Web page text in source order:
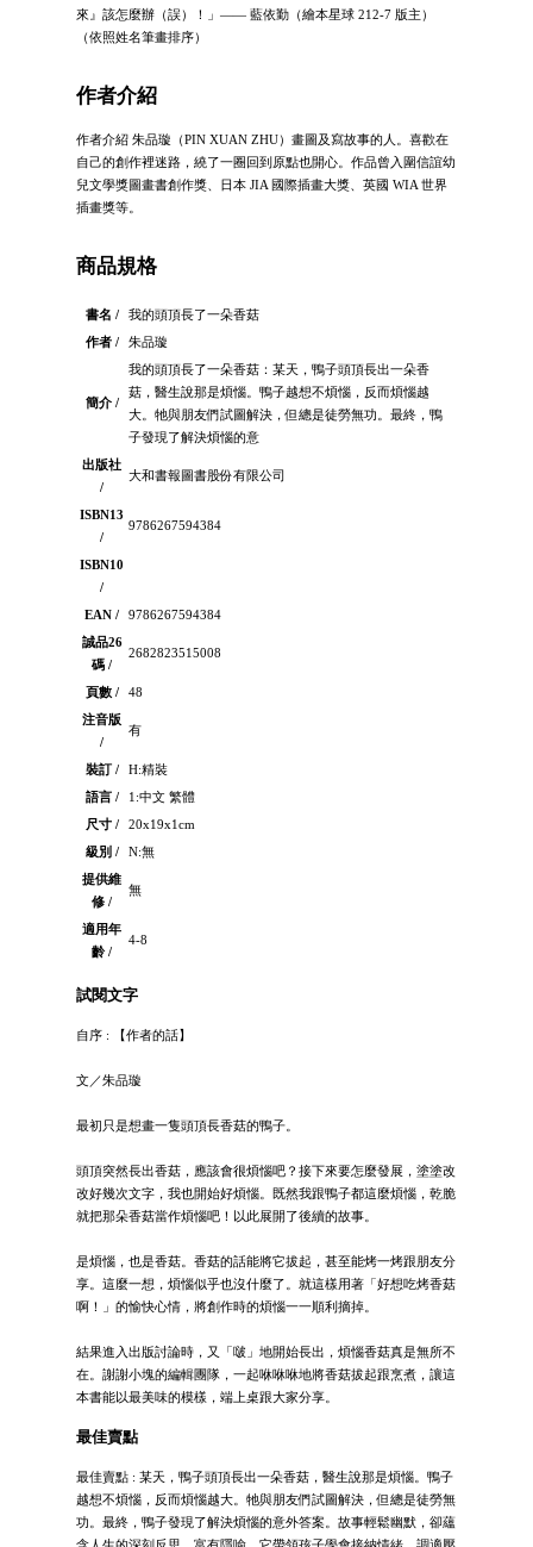
來』該怎麼辦（誤）！」—— 藍依勤（繪本星球 212-7 版主）
（依照姓名筆畫排序）
作者介紹
作者介紹 朱品璇（PIN XUAN ZHU）畫圖及寫故事的人。喜歡在
自己的創作裡迷路，繞了一圈回到原點也開心。作品曾入圍信誼幼
兒文學獎圖畫書創作獎、日本 JIA 國際插畫大獎、英國 WIA 世界
插畫獎等。
商品規格
書名 /
我的頭頂長了一朵香菇
作者 /
朱品璇
簡介 /
我的頭頂長了一朵香菇：某天，鴨子頭頂長出一朵香
菇，醫生說那是煩惱。鴨子越想不煩惱，反而煩惱越
大。牠與朋友們試圖解決，但總是徒勞無功。最終，鴨
子發現了解決煩惱的意
出版社
/
大和書報圖書股份有限公司
ISBN13
/
9786267594384
ISBN10
/
EAN /
9786267594384
誠品26
碼 /
2682823515008
頁數 /
48
注音版
/
有
裝訂 /
H:精裝
語言 /
1:中文 繁體
尺寸 /
20x19x1cm
級別 /
N:無
提供維
修 /
無
適用年
齡 /
4-8
試閱文字
自序 : 【作者的話】
文／朱品璇
最初只是想畫一隻頭頂長香菇的鴨子。
頭頂突然長出香菇，應該會很煩惱吧？接下來要怎麼發展，塗塗改
改好幾次文字，我也開始好煩惱。既然我跟鴨子都這麼煩惱，乾脆
就把那朵香菇當作煩惱吧！以此展開了後續的故事。
是煩惱，也是香菇。香菇的話能將它拔起，甚至能烤一烤跟朋友分
享。這麼一想，煩惱似乎也沒什麼了。就這樣用著「好想吃烤香菇
啊！」的愉快心情，將創作時的煩惱一一順利摘掉。
結果進入出版討論時，又「啵」地開始長出，煩惱香菇真是無所不
在。謝謝小塊的編輯團隊，一起咻咻咻地將香菇拔起跟烹煮，讓這
本書能以最美味的模樣，端上桌跟大家分享。
最佳賣點
最佳賣點 : 某天，鴨子頭頂長出一朵香菇，醫生說那是煩惱。鴨子
越想不煩惱，反而煩惱越大。牠與朋友們試圖解決，但總是徒勞無
功。最終，鴨子發現了解決煩惱的意外答案。故事輕鬆幽默，卻蘊